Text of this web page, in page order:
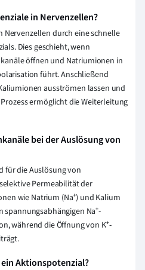
in Nervenzellen?
durch eine schnelle
Dies geschieht, wenn
öffnen und Natriumionen in
führt. Anschließend
ausströmen lassen und
ermöglicht die Weiterleitung
bei der Auslösung von
für die Auslösung von
Permeabilität der
wie Natrium (Na⁺) und Kalium
spannungsabhängigen Na⁺-
während die Öffnung von K⁺-
Aktionspotenzial?